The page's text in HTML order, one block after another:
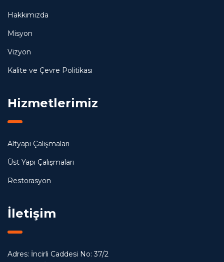
Hakkımızda
Misyon
Vizyon
Kalite ve Çevre Politikası
Hizmetlerimiz
Altyapı Çalışmaları
Üst Yapı Çalışmaları
Restorasyon
İletişim
Adres: İncirli Caddesi No: 37/2